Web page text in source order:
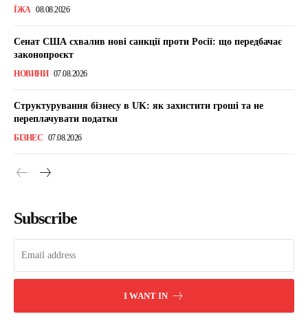
ЇЖА 08.08.2026
Сенат США схвалив нові санкції проти Росії: що передбачає
законопроєкт
НОВИНИ 07.08.2026
Структурування бізнесу в UK: як захистити гроші та не
переплачувати податки
БІЗНЕС 07.08.2026
Subscribe
I WANT IN